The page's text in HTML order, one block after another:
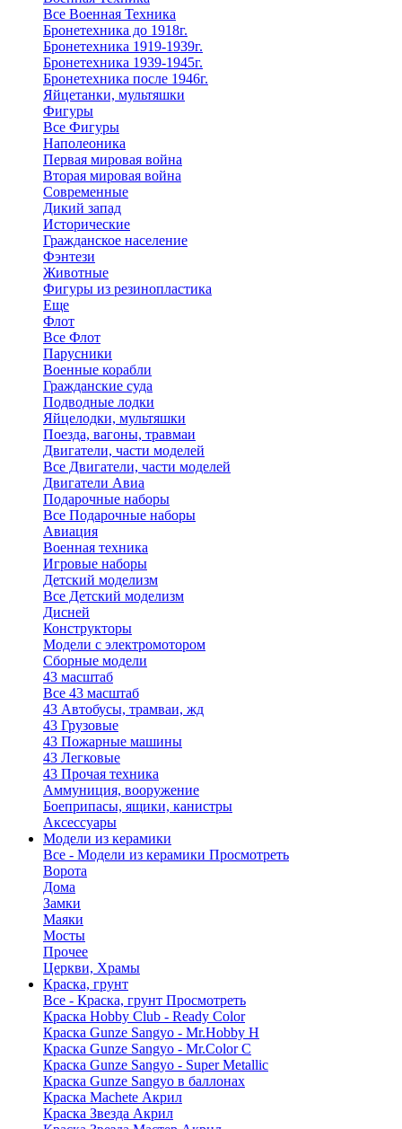
Все Военная Техника
Бронетехника до 1918г.
Бронетехника 1919-1939г.
Бронетехника 1939-1945г.
Бронетехника после 1946г.
Яйцетанки, мультяшки
Фигуры
Все Фигуры
Наполеоника
Первая мировая война
Вторая мировая война
Современные
Дикий запад
Исторические
Гражданское население
Фэнтези
Животные
Фигуры из резинопластика
Еще
Флот
Все Флот
Парусники
Военные корабли
Гражданские суда
Подводные лодки
Яйцелодки, мультяшки
Поезда, вагоны, травмаи
Двигатели, части моделей
Все Двигатели, части моделей
Двигатели Авиа
Подарочные наборы
Все Подарочные наборы
Авиация
Военная техника
Игровые наборы
Детский моделизм
Все Детский моделизм
Дисней
Конструкторы
Модели с электромотором
Сборные модели
43 масштаб
Все 43 масштаб
43 Автобусы, трамваи, жд
43 Грузовые
43 Пожарные машины
43 Легковые
43 Прочая техника
Аммуниция, вооружение
Боеприпасы, ящики, канистры
Аксессуары
Модели из керамики
Все - Модели из керамики Просмотреть
Ворота
Дома
Замки
Маяки
Мосты
Прочее
Церкви, Храмы
Краска, грунт
Все - Краска, грунт Просмотреть
Краска Hobby Club - Ready Color
Краска Gunze Sangyo - Mr.Hobby H
Краска Gunze Sangyo - Mr.Color C
Краска Gunze Sangyo - Super Metallic
Краска Gunze Sangyo в баллонах
Краска Machete Акрил
Краска Звезда Акрил